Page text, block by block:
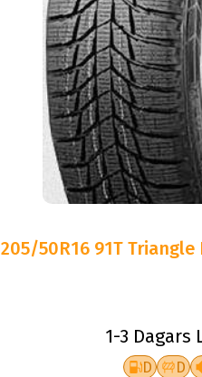
205/50R16 91T Triangle
1-3 Dagars
D D